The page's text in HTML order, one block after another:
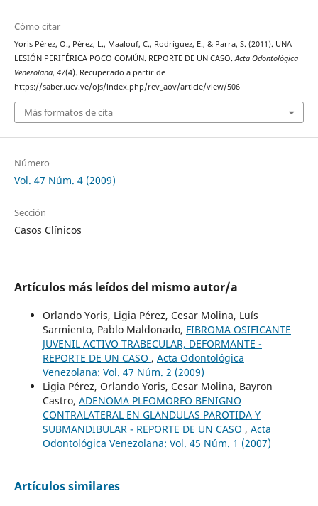
Cómo citar
Yoris Pérez, O., Pérez, L., Maalouf, C., Rodríguez, E., & Parra, S. (2011). UNA
LESIÓN PERIFÉRICA POCO COMÚN. REPORTE DE UN CASO.Acta Odontológica
Venezolana, 47(4). Recuperado a partir de
https://saber.ucv.ve/ojs/index.php/rev_aov/article/view/506
Más formatos de cita
Número
Vol. 47 Núm. 4 (2009)
Sección
Casos Clínicos
Artículos más leídos del mismo autor/a
Orlando Yoris, Ligia Pérez, Cesar Molina, Luís
Sarmiento, Pablo Maldonado, FIBROMA OSIFICANTE
JUVENIL ACTIVO TRABECULAR, DEFORMANTE -
REPORTE DE UN CASO , Acta Odontológica
Venezolana: Vol. 47 Núm. 2 (2009)
Ligia Pérez, Orlando Yoris, Cesar Molina, Bayron
Castro, ADENOMA PLEOMORFO BENIGNO
CONTRALATERAL EN GLANDULAS PAROTIDA Y
SUBMANDIBULAR - REPORTE DE UN CASO , Acta
Odontológica Venezolana: Vol. 45 Núm. 1 (2007)
Artículos similares